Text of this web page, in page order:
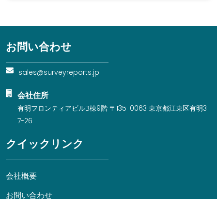
お問い合わせ
sales@surveyreports.jp
会社住所
有明フロンティアビルB棟9階 〒135-0063 東京都江東区有明3-
7-26
クイックリンク
会社概要
お問い合わせ